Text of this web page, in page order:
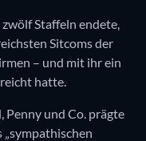
Staffeln endete,
Sitcoms der
– und mit ihr ein
hatte.
Penny und Co. prägte
„sympathischen